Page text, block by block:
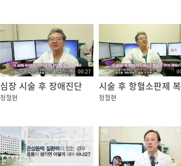
00:27
심장 시술 후 장애진단
정철현 정철현